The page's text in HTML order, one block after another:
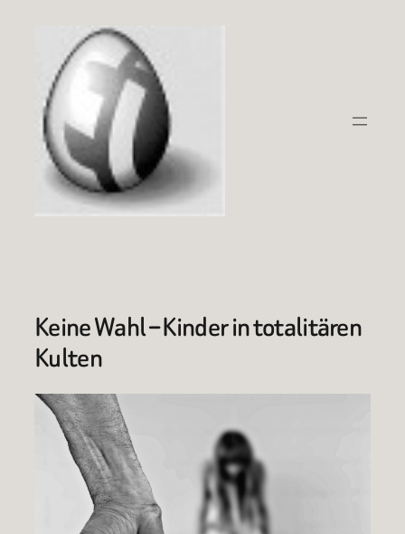
springen
Keine Wahl – Kinder in totalitären
Kulten